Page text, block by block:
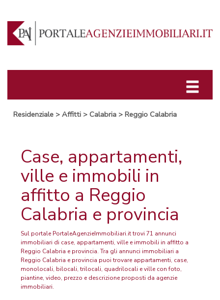
Residenziale > Affitti > Calabria > Reggio Calabria
Case, appartamenti,
ville e immobili in
affitto a Reggio
Calabria e provincia
Sul portale PortaleAgenzieImmobiliari.it trovi 71 annunci
immobiliari di case, appartamenti, ville e immobili in affitto a
Reggio Calabria e provincia. Tra gli annunci immobiliari a
Reggio Calabria e provincia puoi trovare appartamenti, case,
monolocali, bilocali, trilocali, quadrilocali e ville con foto,
piantine, video, prezzo e descrizione proposti da agenzie
immobiliari.